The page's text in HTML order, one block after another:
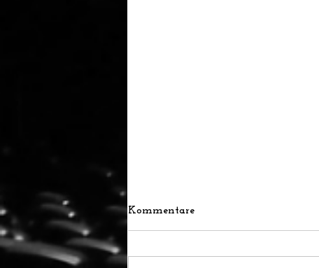
Kommentare